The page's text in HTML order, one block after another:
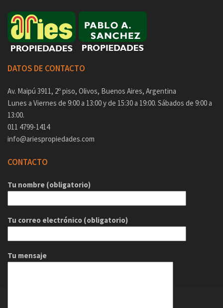
DATOS DE CONTACTO
Av. Maipú 3911, 2º piso, Olivos, Buenos Aires, Argentina
Lunes a Viernes de 9:00 a 13:00 y de 15:30 a 19:00. Sábados de 9:00 a
13:00.
011 4799-1414
info@ariespropiedades.com
CONTACTO
Tu nombre (obligatorio)
Tu correo electrónico (obligatorio)
Tu mensaje